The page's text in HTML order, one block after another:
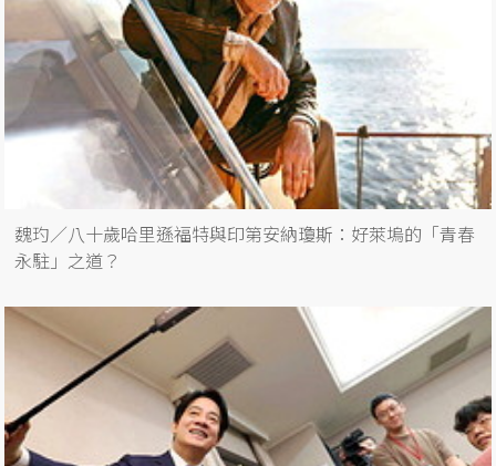
魏玓／八十歲哈里遜福特與印第安納瓊斯：好萊塢的「青春
永駐」之道？